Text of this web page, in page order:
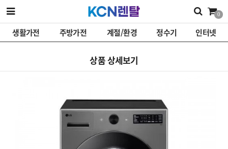
0
생활가전 주방가전 계절/환경 정수기 인터넷
상품 상세보기